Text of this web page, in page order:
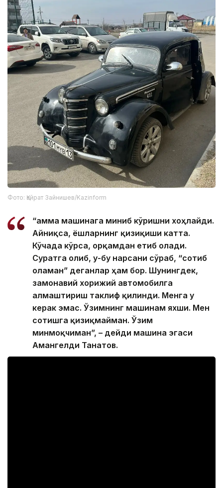
Фото: Қайрат Зайнишев/Kazinform
“Ҳамма машинага миниб кўришни хоҳлайди.
Айниқса, ёшларнинг қизиқиши катта.
Кўчада кўрса, орқамдан етиб олади.
Суратга олиб, у-бу нарсани сўраб, “сотиб
оламан” деганлар ҳам бор. Шунингдек,
замонавий хорижий автомобилга
алмаштириш таклиф қилинди. Менга у
керак эмас. Ўзимнинг машинам яхши. Мен
сотишга қизиқмайман. Ўзим
минмоқчиман”, – дейди машина эгаси
Амангелди Танатов.